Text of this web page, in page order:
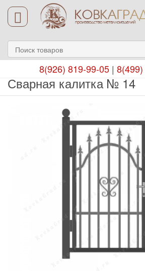
8(926) 819-99-05|
Сварная калитка № 14